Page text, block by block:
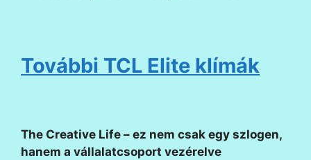
További TCL Elite klímák
The Creative Life – ez nem csak egy szlogen,
hanem a vállalatcsoport vezérelve